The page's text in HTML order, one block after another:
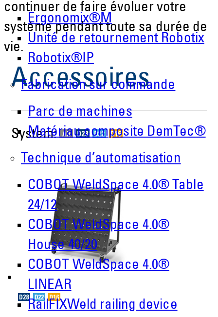
Ergonomix®M
Unité de retournement Robotix
Robotix®IP
Fabrication sur commande
Parc de machines
Matériau composite DemTec®
Technique d’automatisation
COBOT WeldSpace 4.0® Table
24/12
COBOT WeldSpace 4.0®
House 40/20
COBOT WeldSpace 4.0®
LINEAR
RailFIXWeld railing device
continuer de faire évoluer votre
système pendant toute sa durée de
vie.
Accessoires
System: